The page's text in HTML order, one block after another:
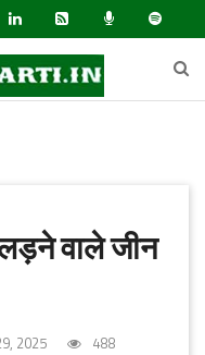
वाले जीन
2025 488